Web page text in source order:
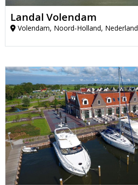
Landal Volendam
Volendam, Noord-Holland, Nederland